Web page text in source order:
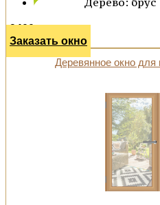
9400 р.
Заказать окно
Деревянное окно для